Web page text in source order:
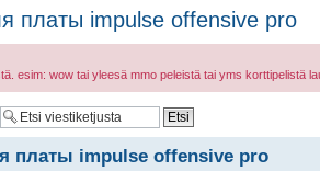
платы impulse offensive pro
esim: wow tai yleesä mmo peleistä tai yms korttipelistä
платы impulse offensive pro